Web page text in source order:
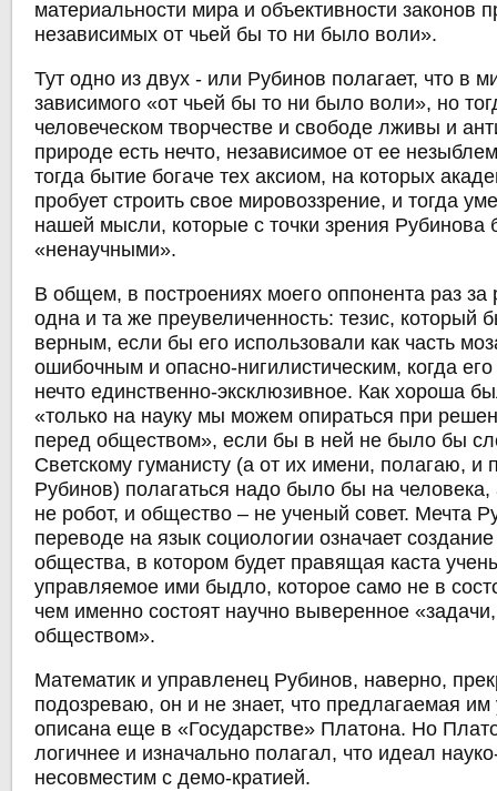
материальности мира и объективности законов
независимых от чьей бы то ни было воли».
Тут одно из двух - или Рубинов полагает, что в
зависимого «от чьей бы то ни было воли», но
человеческом творчестве и свободе лживы и
природе есть нечто, независимое от ее
тогда бытие богаче тех аксиом, на которых
пробует строить свое мировоззрение, и тогда
нашей мысли, которые с точки зрения Рубинова
«ненаучными».
В общем, в построениях моего оппонента раз за
одна и та же преувеличенность: тезис, который
верным, если бы его использовали как часть
ошибочным и опасно-нигилистическим, когда
нечто единственно-эксклюзивное. Как хороша
«только на науку мы можем опираться при
перед обществом», если бы в ней не было бы
Светскому гуманисту (а от их имени, полагаю, и
Рубинов) полагаться надо было бы на человека,
не робот, и общество – не ученый совет. Мечта
переводе на язык социологии означает
общества, в котором будет правящая каста
управляемое ими быдло, которое само не в
чем именно состоят научно выверенное
обществом».
Математик и управленец Рубинов, наверно,
подозреваю, он и не знает, что предлагаемая
описана еще в «Государстве» Платона. Но
логичнее и изначально полагал, что идеал
несовместим с демо-кратией.